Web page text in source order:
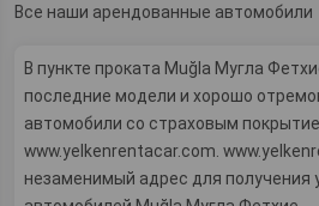
Все наши арендованные автомобили
В пункте проката Muğla Мугла
последние модели и хорошо
автомобили со страховым
www.yelkenrentacar.com.
незаменимый адрес для получения